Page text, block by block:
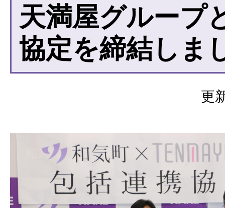
天満屋グループ
協定を締結しま
更